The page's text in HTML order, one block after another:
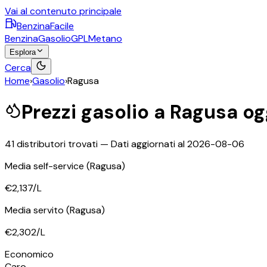
Vai al contenuto principale
BenzinaFacile
BenzinaGasolioGPLMetano
Esplora
Cerca
Home›Gasolio›Ragusa
Prezzi gasolio a Ragusa
41distributori trovati — Dati aggiornati al2026-08-06
Media self-service (Ragusa)
€2,137/L
Media servito (Ragusa)
€2,302/L
Economico